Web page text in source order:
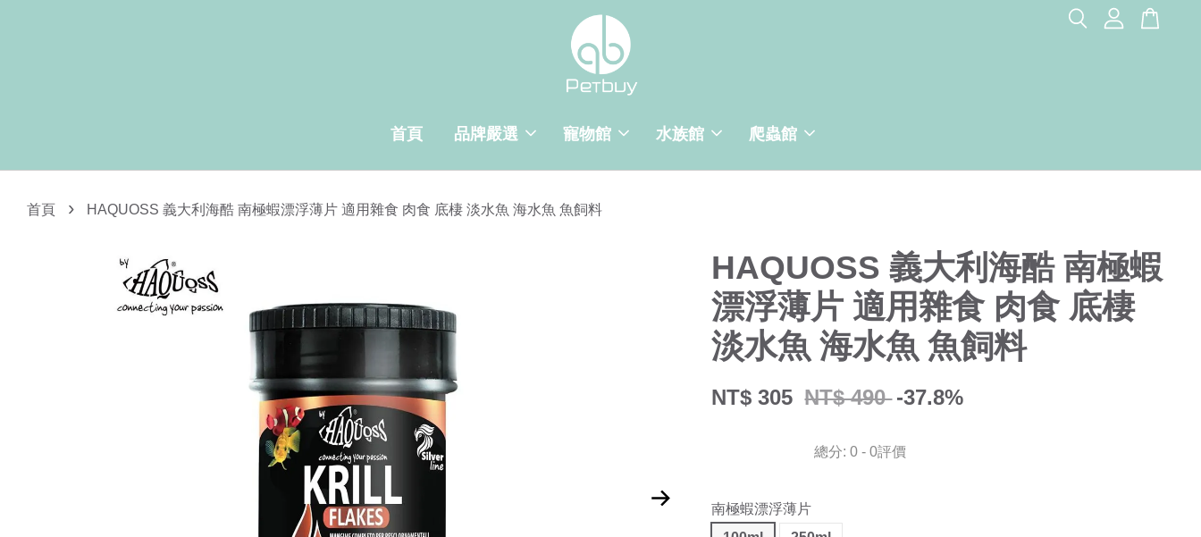
首頁 品牌嚴選 寵物館 水族館 爬蟲館
首頁 › HAQUOSS 義大利海酷 南極蝦漂浮薄片 適用雜食 肉食 底棲 淡水魚 海水魚 魚飼料
HAQUOSS 義大利海酷 南極蝦
漂浮薄片 適用雜食 肉食 底棲
淡水魚 海水魚 魚飼料
NT$ 305 NT$ 490 -37.8%
總分:0 -0評價
南極蝦漂浮薄片